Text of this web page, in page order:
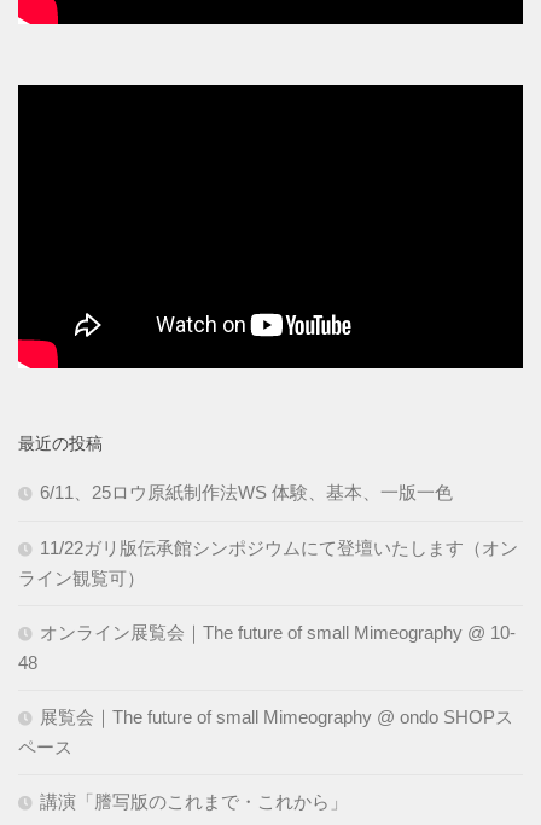
最近の投稿
6/11、25ロウ原紙制作法WS 体験、基本、一版一色
11/22ガリ版伝承館シンポジウムにて登壇いたします（オン
ライン観覧可）
オンライン展覧会｜The future of small Mimeography @ 10-
48
展覧会｜The future of small Mimeography @ ondo SHOPス
ペース
講演「謄写版のこれまで・これから」